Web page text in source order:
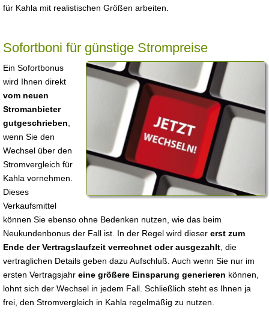
für Kahla mit realistischen Größen arbeiten.
Sofortboni für günstige Strompreise
Ein Sofortbonus
wird Ihnen direkt
vom neuen
Stromanbieter
gutgeschrieben
wenn Sie den
Wechsel über den
Stromvergleich für
Kahla vornehmen.
Dieses
Verkaufsmittel
können Sie ebenso ohne Bedenken nutzen, wie das beim
Neukundenbonus der Fall ist. In der Regel wird dieser erst zum
Ende der Vertragslaufzeit verrechnet oder ausgezahlt , die
vertraglichen Details geben dazu Aufschluß. Auch wenn Sie nur im
ersten Vertragsjahr eine größere Einsparung generieren können,
lohnt sich der Wechsel in jedem Fall. Schließlich steht es Ihnen ja
frei, den Stromvergleich in Kahla regelmäßig zu nutzen.